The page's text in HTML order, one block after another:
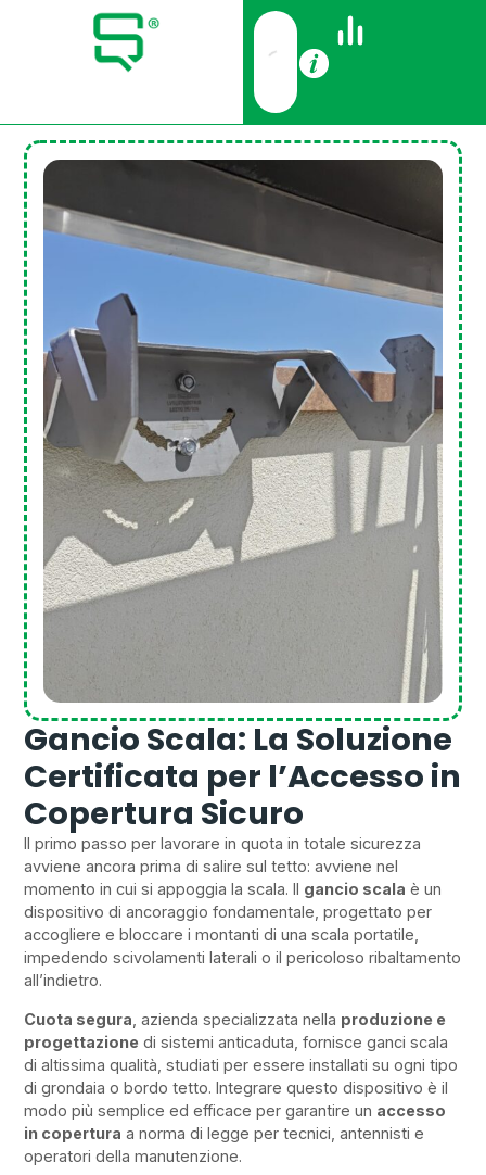
Gancio Scala: La Soluzione
Certificata per l’Accesso in
Copertura Sicuro
Il primo passo per lavorare in quota in totale sicurezza
avviene ancora prima di salire sul tetto: avviene nel
momento in cui si appoggia la scala. Il gancio scala è un
dispositivo di ancoraggio fondamentale, progettato per
accogliere e bloccare i montanti di una scala portatile,
impedendo scivolamenti laterali o il pericoloso ribaltamento
all’indietro.
Cuota segura , azienda specializzata nella produzione e
progettazione di sistemi anticaduta, fornisce ganci scala
di altissima qualità, studiati per essere installati su ogni tipo
di grondaia o bordo tetto. Integrare questo dispositivo è il
modo più semplice ed efficace per garantire un accesso
in copertura a norma di legge per tecnici, antennisti e
operatori della manutenzione.